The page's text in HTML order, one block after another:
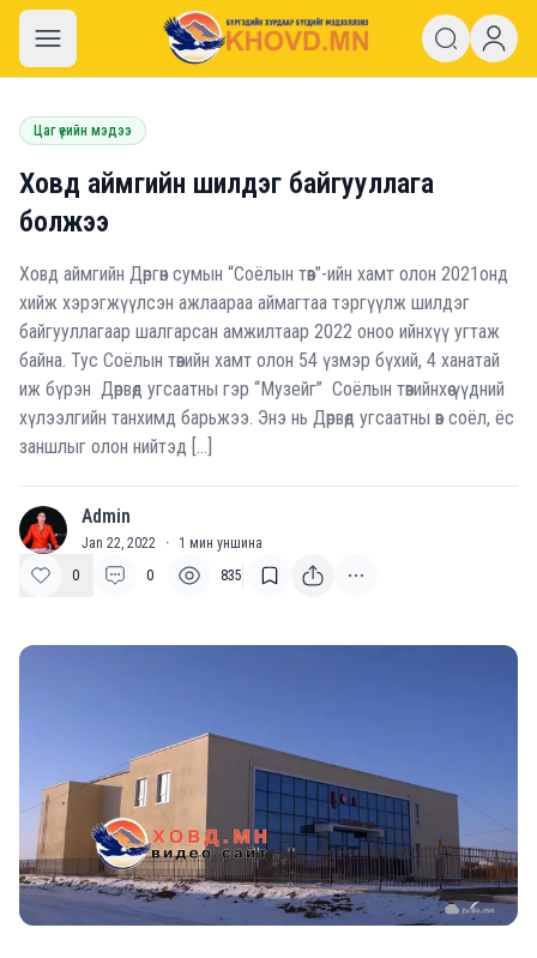
khovd.mn
Цаг үеийн мэдээ
Ховд аймгийн шилдэг байгууллага
болжээ
Ховд аймгийн Дөргөн сумын “Соёлын төв”-ийн хамт олон 2021онд
хийж хэрэгжүүлсэн ажлаараа аймагтаа тэргүүлж шилдэг
байгууллагаар шалгарсан амжилтаар 2022 оноо ийнхүү угтаж
байна. Тус Соёлын төвийн хамт олон 54 үзмэр бүхий, 4 ханатай
иж бүрэн Дөрвөд угсаатны гэр “Музейг” Соёлын төвийнхөө үүдний
хүлээлгийн танхимд барьжээ. Энэ нь Дөрвөд угсаатны өв соёл, ёс
заншлыг олон нийтэд […]
A Admin
Jan 22, 2022 · 1 мин уншина
0
0 835